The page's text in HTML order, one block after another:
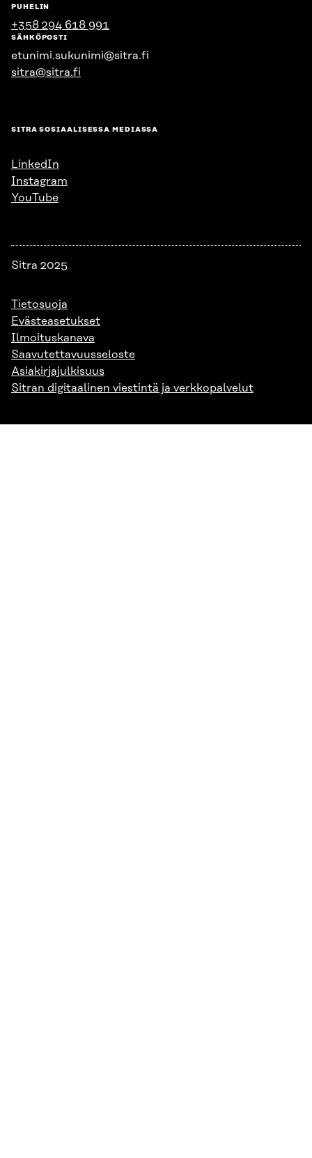
PUHELIN
+358 294 618 991
SÄHKÖPOSTI
etunimi.sukunimi@sitra.fi
sitra@sitra.fi
SITRA SOSIAALISESSA MEDIASSA
LinkedIn
Instagram
YouTube
Sitra 2025
Tietosuoja
Evästeasetukset
Ilmoituskanava
Saavutettavuusseloste
Asiakirjajulkisuus
Sitran digitaalinen viestintä ja verkkopalvelut